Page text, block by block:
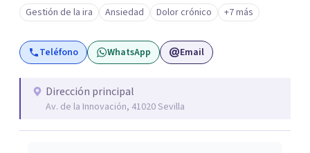
Gestión de la ira Ansiedad Dolor crónico +7 más
Teléfono WhatsApp Email
Dirección principal
Av. de la Innovación, 41020 Sevilla